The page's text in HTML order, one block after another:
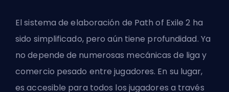
El sistema de elaboración de Path of Exile 2 ha
sido simplificado, pero aún tiene profundidad. Ya
no depende de numerosas mecánicas de liga y
comercio pesado entre jugadores. En su lugar,
es accesible para todos los jugadores a través